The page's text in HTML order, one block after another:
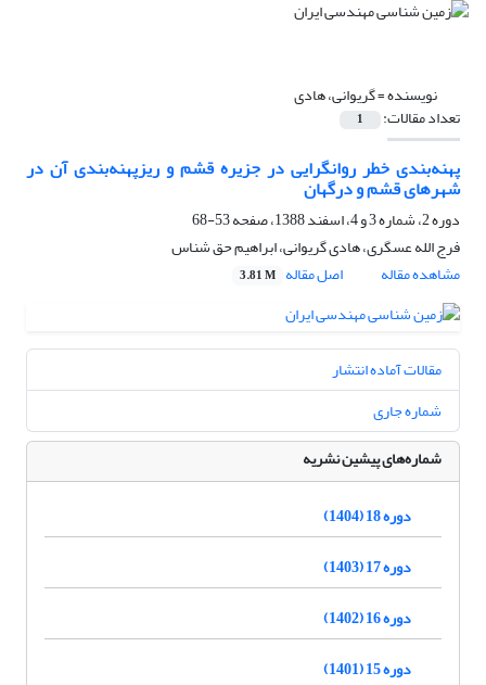
نویسنده =گریوانی، هادی
تعداد مقالات: 1
پهنه‌بندی خطر روانگرایی در جزیره قشم و ریزپهنه‌بندی آن در
شهرهای قشم و درگهان
دوره 2، شماره 3 و 4، اسفند 1388، صفحه
53-68
فرج الله عسگری، هادی گریوانی، ابراهیم حق شناس
مشاهده مقاله
اصل مقاله 3.81 M
مقالات آماده انتشار
شماره جاری
شماره‌های پیشین نشریه
دوره 18 (1404)
دوره 17 (1403)
دوره 16 (1402)
دوره 15 (1401)